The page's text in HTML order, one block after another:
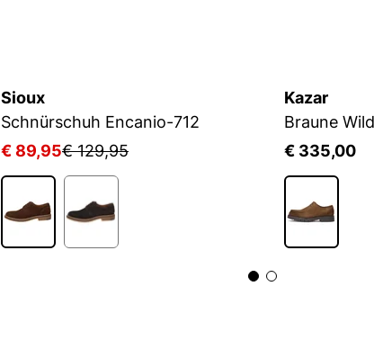
Sioux
Schnürschuh Encanio-712
€ 89,95€ 129,95
Kazar
€ 335,00